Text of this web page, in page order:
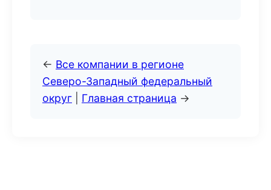
← Все компании в регионе
Северо-Западный федеральный
округ
Главная страница →